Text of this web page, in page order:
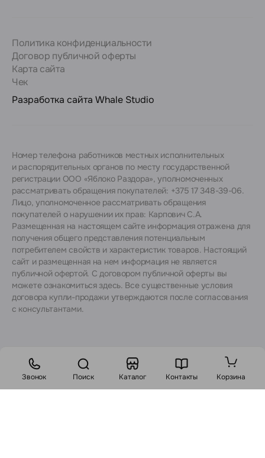
Политика конфиденциальности
Договор публичной оферты
Карта сайта
Чек
Разработка сайта Whale Studio
Номер телефона работников местных исполнительных
и распорядительных органов по месту государственной
регистрации ООО «Яблоко Раздора», уполномоченных
рассматривать обращения покупателей: +375 17 348-39-06.
Лицо, уполномоченное рассматривать обращения
покупателей о нарушении их прав: Карпович С.А.
Размещенная на настоящем сайте информация отражена для
получения общего представления потенциальным
потребителем свойств и характеристик товаров. Настоящий
сайт и размещенная на нем информация не является
публичной офертой. С договором публичной оферты вы
можете ознакомиться здесь. Все существенные условия
договора купли-продажи утверждаются после согласования
с консультантами.
Звонок Поиск Каталог Контакты Корзина